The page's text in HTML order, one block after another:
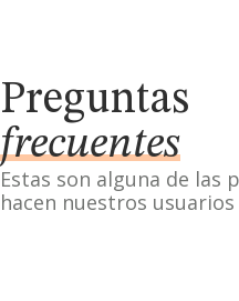
Preguntas
frecuentes
Estas son alguna de las
hacen nuestros usuarios